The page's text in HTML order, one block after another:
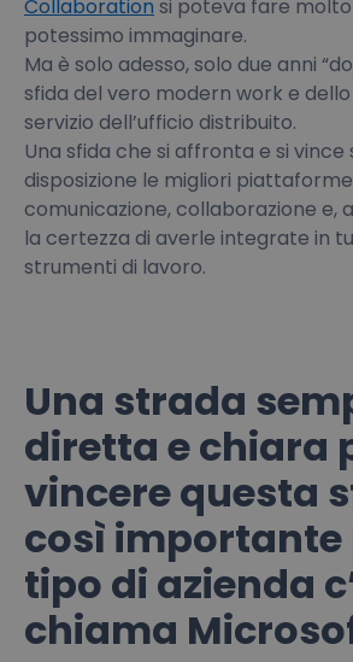
Collaboration si poteva fare
potessimo immaginare.
Ma è solo adesso, solo due anni
sfida del vero modern work e
servizio dell’ufficio distribuito.
Una sfida che si affronta e si vince
disposizione le migliori
comunicazione, collaborazione e,
la certezza di averle integrate in
strumenti di lavoro.
Una strada
diretta e chiara
vincere questa
così importante
tipo di azienda
chiama